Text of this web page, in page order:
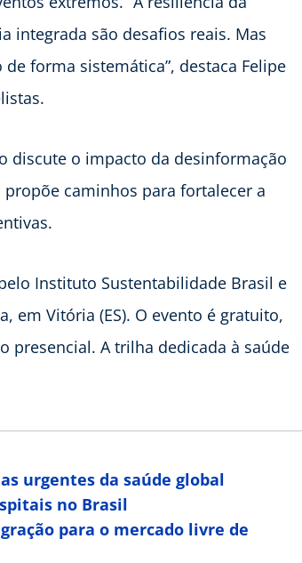
integrada são desafios reais. Mas
forma sistemática”, destaca Felipe
discute o impacto da desinformação
caminhos para fortalecer a
Instituto Sustentabilidade Brasil e
em Vitória (ES). O evento é gratuito,
presencial. A trilha dedicada à saúde
urgentes da saúde global
no Brasil
para o mercado livre de